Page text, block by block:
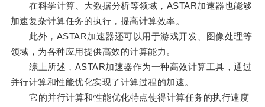
在科学计算、大数据分析等领域，ASTAR加速器也能够
加速复杂计算任务的执行，提高计算效率。
此外，ASTAR加速器还可以用于游戏开发、图像处理等
领域，为各种应用提供高效的计算能力。
综上所述，ASTAR加速器作为一种高效计算工具，通过
并行计算和性能优化实现了计算过程的加速。
它的并行计算和性能优化特点使得计算任务的执行速度